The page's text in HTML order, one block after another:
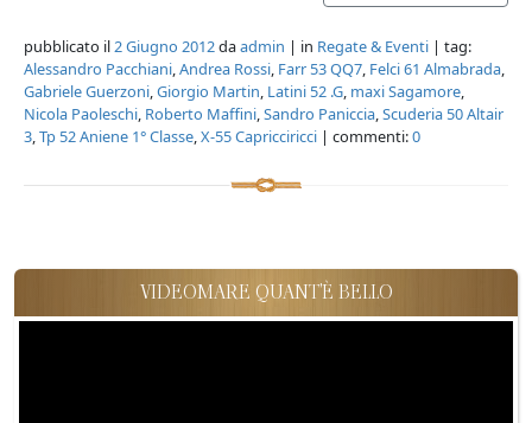
pubblicato il2 Giugno 2012daadmin | in Regate & Eventi | tag:
Alessandro Pacchiani,Andrea Rossi, Farr 53 QQ7, Felci 61 Almabrada,
Gabriele Guerzoni,Giorgio Martin, Latini 52 .G, maxi Sagamore,
Nicola Paoleschi, Roberto Maffini,Sandro Paniccia,Scuderia 50 Altair
3,Tp 52 Aniene 1° Classe,X-55 Capricciricci | commenti:0
VIDEOMARE QUANT'È BELLO